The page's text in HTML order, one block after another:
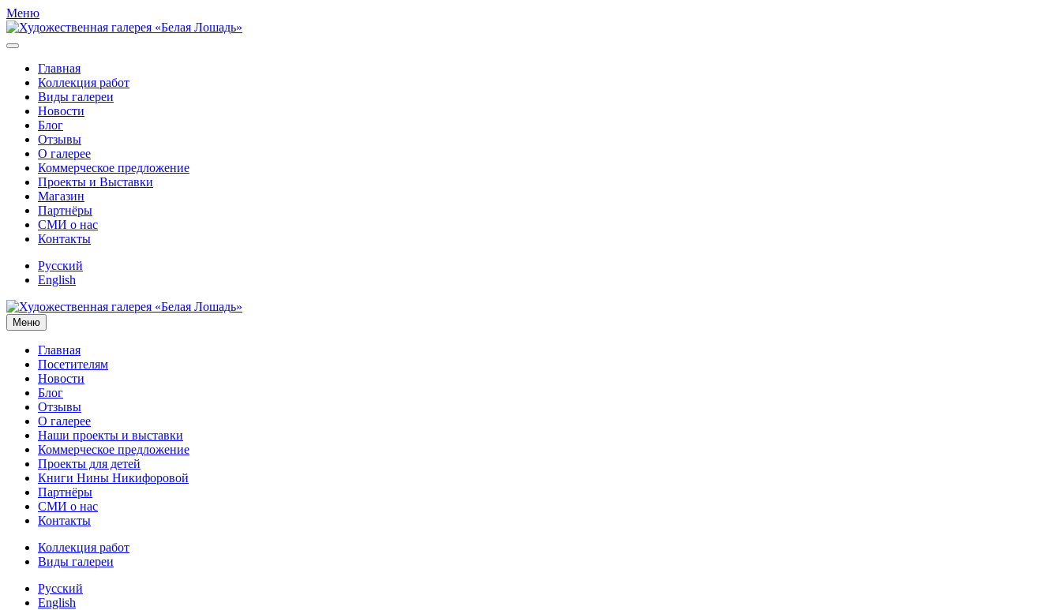
Меню
Главная
Коллекция работ
Виды галереи
Новости
Блог
Отзывы
О галерее
Коммерческое предложение
Проекты и Выставки
Магазин
Партнёры
СМИ о нас
Контакты
Русский
English
Меню
Главная
Посетителям
Новости
Блог
Отзывы
О галерее
Наши проекты и выставки
Коммерческое предложение
Проекты для детей
Книги Нины Никифоровой
Партнёры
СМИ о нас
Контакты
Коллекция работ
Виды галереи
Русский
English